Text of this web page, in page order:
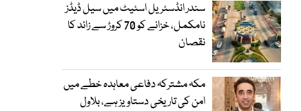
سندر انڈسٹریل اسٹیٹ میں سیل ڈیڈز
نامکمل، خزانے کو 70 کروڑ سے زائد کا
نقصان
مکہ مشترکہ دفاعی معاہدہ خطے میں
امن کی تاریخی دستاویز ہے، بلاول